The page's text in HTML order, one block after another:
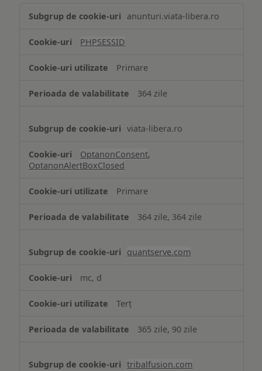
de
Cookie
necesare
anunturi.viata-libera.ro
PHPSESSID
Primare
364 zile
viata-libera.ro
OptanonConsent,
OptanonAlertBoxClosed
Primare
364 zile, 364 zile
quantserve.com
mc, d
Terț
365 zile, 90 zile
tribalfusion.com